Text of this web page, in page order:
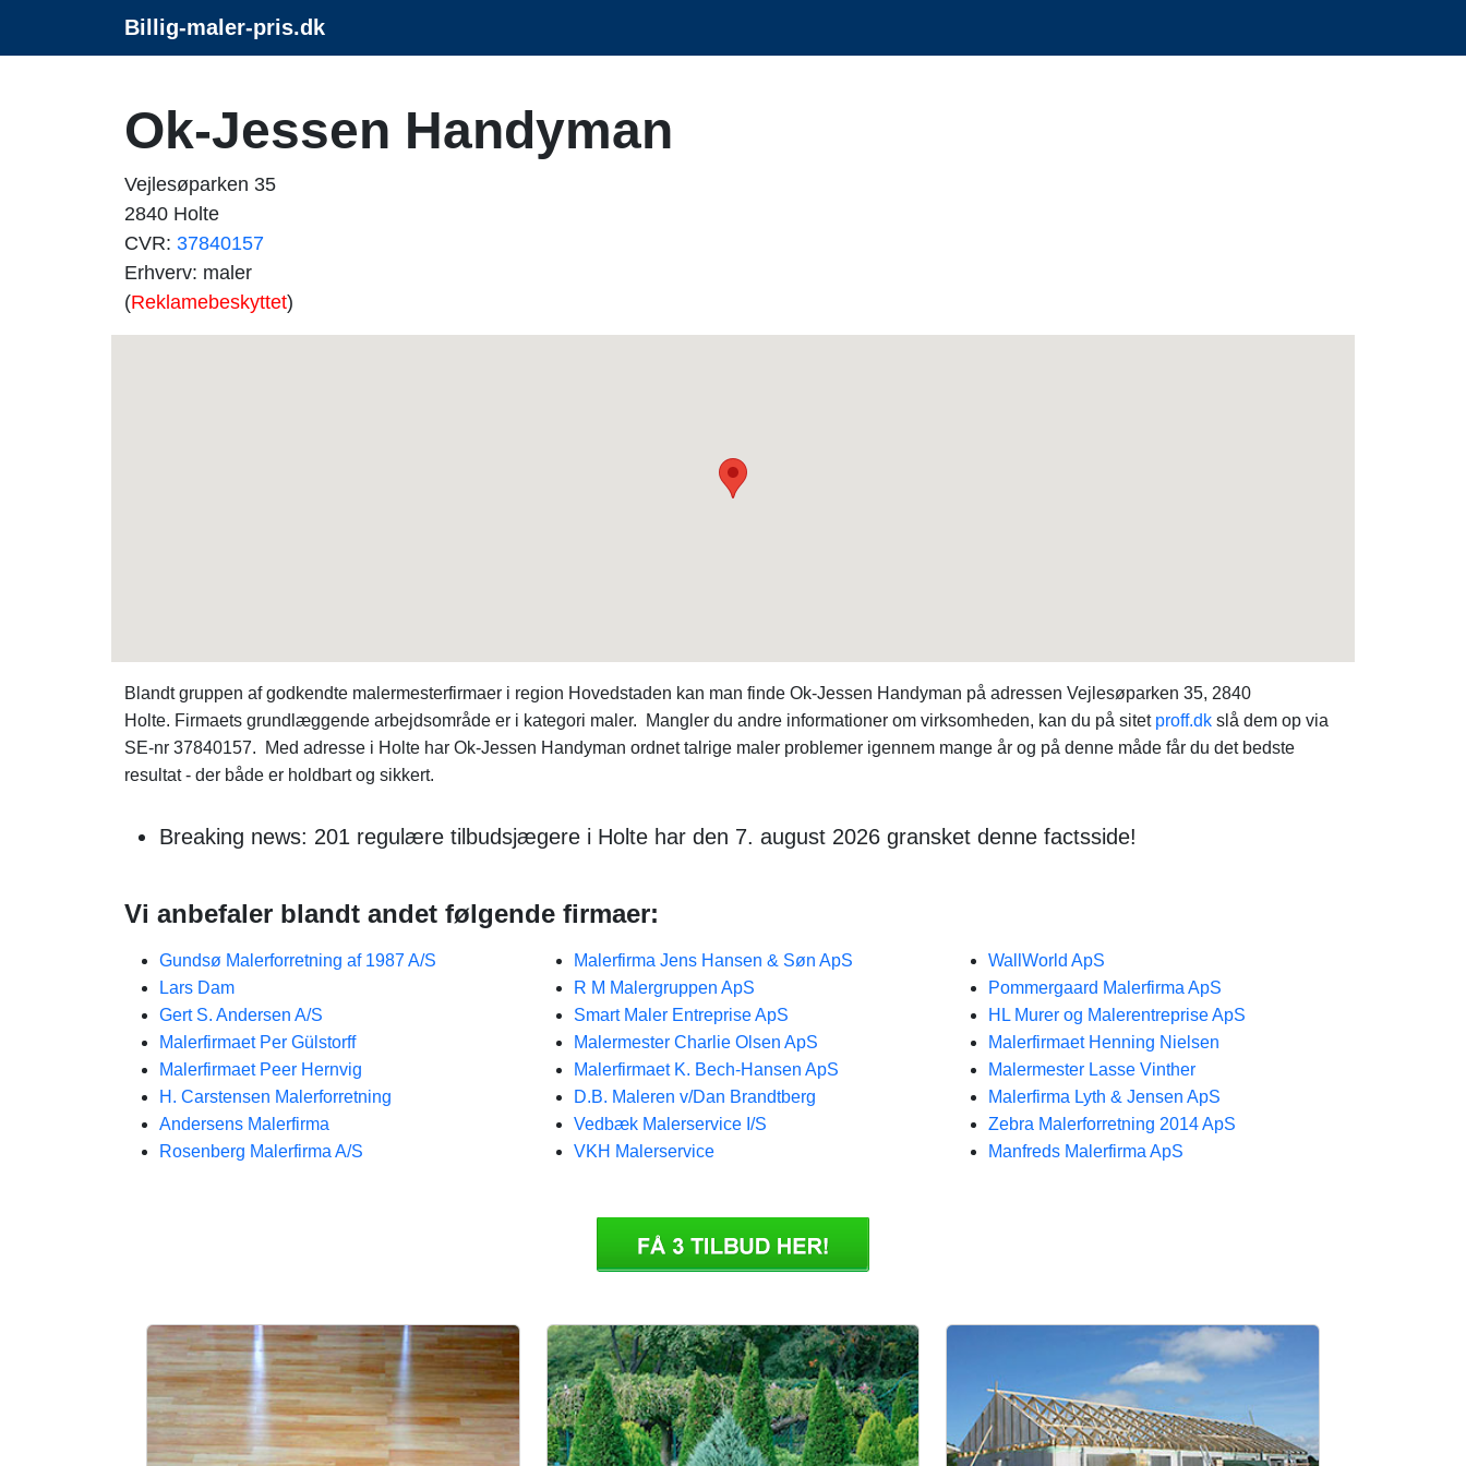
Billig-maler-pris.dk
Ok-Jessen Handyman
Vejlesøparken 35
2840 Holte
CVR: 37840157
Erhverv: maler
(Reklamebeskyttet)
Blandt gruppen af godkendte malermesterfirmaer i region Hovedstaden kan man finde Ok-Jessen Handyman på adressen Vejlesøparken 35, 2840
Holte. Firmaets grundlæggende arbejdsområde er i kategori maler. Mangler du andre informationer om virksomheden, kan du på sitet proff.dk slå dem op via
SE-nr 37840157. Med adresse i Holte har Ok-Jessen Handyman ordnet talrige maler problemer igennem mange år og på denne måde får du det bedste
resultat - der både er holdbart og sikkert.
Breaking news: 201 regulære tilbudsjægere i Holte har den 7. august 2026 gransket denne factsside!
Vi anbefaler blandt andet følgende firmaer:
Gundsø Malerforretning af 1987 A/S
Lars Dam
Gert S. Andersen A/S
Malerfirmaet Per Gülstorff
Malerfirmaet Peer Hernvig
H. Carstensen Malerforretning
Andersens Malerfirma
Rosenberg Malerfirma A/S
Malerfirma Jens Hansen & Søn ApS
R M Malergruppen ApS
Smart Maler Entreprise ApS
Malermester Charlie Olsen ApS
Malerfirmaet K. Bech-Hansen ApS
D.B. Maleren v/Dan Brandtberg
Vedbæk Malerservice I/S
VKH Malerservice
WallWorld ApS
Pommergaard Malerfirma ApS
HL Murer og Malerentreprise ApS
Malerfirmaet Henning Nielsen
Malermester Lasse Vinther
Malerfirma Lyth & Jensen ApS
Zebra Malerforretning 2014 ApS
Manfreds Malerfirma ApS